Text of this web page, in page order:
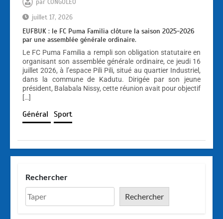
par CONGOLEO
juillet 17, 2026
EUFBUK : le FC Puma Familia clôture la saison 2025-2026
par une assemblée générale ordinaire.
Le FC Puma Familia a rempli son obligation statutaire en
organisant son assemblée générale ordinaire, ce jeudi 16
juillet 2026, à l’espace Pili Pili, situé au quartier Industriel,
dans la commune de Kadutu. Dirigée par son jeune
président, Balabala Nissy, cette réunion avait pour objectif
[…]
Général Sport
Rechercher
Rechercher